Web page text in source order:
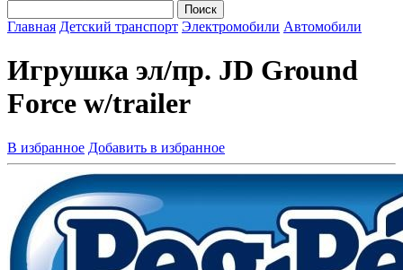
Главная Детский транспорт Электромобили Автомобили
Игрушка эл/пр. JD Ground
Force w/trailer
В избранное Добавить в избранное
Артикул товара:
OR0047